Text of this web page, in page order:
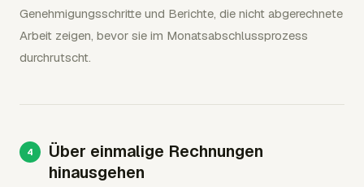
Genehmigungsschritte und Berichte, die nicht abgerechnete
Arbeit zeigen, bevor sie im Monatsabschlussprozess
durchrutscht.
Über einmalige Rechnungen
hinausgehen